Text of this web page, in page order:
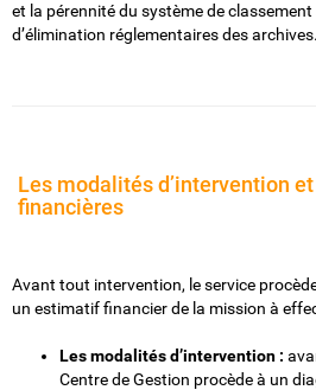
et la pérennité du système de
d’élimination réglementaires des archives.
Les modalités d’intervention
financières
Avant tout intervention, le service
un estimatif financier de la mission à
Les modalités d’intervention :
Centre de Gestion procède à un